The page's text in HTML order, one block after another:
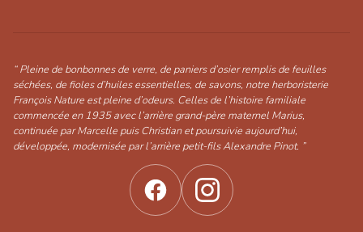
“ Pleine de bonbonnes de verre, de paniers d’osier remplis de feuilles
séchées, de fioles d’huiles essentielles, de savons, notre herboristerie
François Nature est pleine d’odeurs. Celles de l’histoire familiale
commencée en 1935 avec l’arrière grand-père maternel Marius,
continuée par Marcelle puis Christian et poursuivie aujourd’hui,
développée, modernisée par l’arrière petit-fils Alexandre Pinot. ”